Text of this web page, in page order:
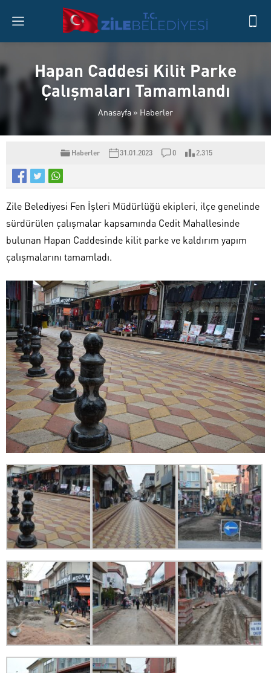
Hapan Caddesi Kilit Parke
Çalışmaları Tamamlandı
Anasayfa » Haberler
Haberler 31.01.2023 0 2.315
Zile Belediyesi Fen İşleri Müdürlüğü ekipleri, ilçe genelinde
sürdürülen çalışmalar kapsamında Cedit Mahallesinde
bulunan Hapan Caddesinde kilit parke ve kaldırım yapım
çalışmalarını tamamladı.